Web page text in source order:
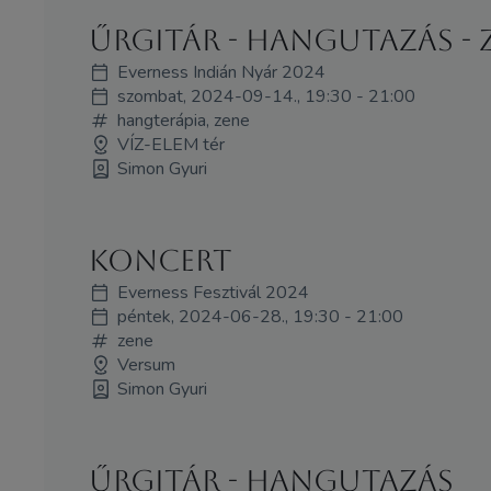
Űrgitár - hangutazás -
Everness Indián Nyár 2024
szombat, 2024-09-14., 19:30 - 21:00
hangterápia, zene
VÍZ-ELEM tér
Simon Gyuri
koncert
Everness Fesztivál 2024
péntek, 2024-06-28., 19:30 - 21:00
zene
Versum
Simon Gyuri
Űrgitár - hangutazás